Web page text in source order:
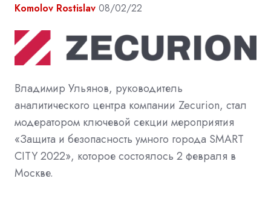
Komolov Rostislav 08/02/22
Владимир Ульянов, руководитель
аналитического центра компании Zecurion, стал
модератором ключевой секции мероприятия
«Защита и безопасность умного города SMART
CITY 2022», которое состоялось 2 февраля в
Москве.